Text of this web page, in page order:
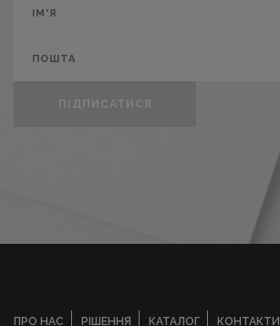
ПІДПИСАТИСЯ
ПРО НАС РІШЕННЯ КАТАЛОГ КОНТАКТИ